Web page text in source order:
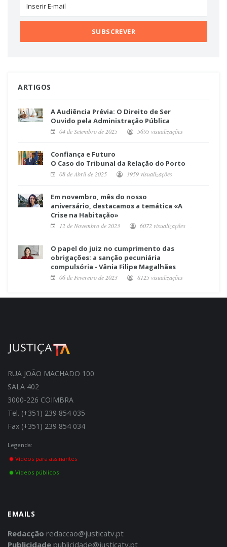
ARTIGOS
A Audiência Prévia: O Direito de Ser
Ouvido pela Administração Pública
04 de Setembro de 2025 5695 visualizações
Confiança e Futuro
O Caso do Tribunal da Relação do Porto
08 de Abril de 2025 3959 visualizações
Em novembro, mês do nosso
aniversário, destacamos a temática «A
Crise na Habitação»
12 de Novembro de 2023 6072 visualizações
O papel do juiz no cumprimento das
obrigações: a sanção pecuniária
compulsória - Vânia Filipe Magalhães
06 de Fevereiro de 2023 8125 visualizações
RUA JOÃO MACHADO 100
SALA 402
3000-226 COIMBRA
Tel. (+351) 239 854 035
Fax (+351) 239 854 034
Legenda:
Vídeos para assinantes
Vídeos públicos
EMAILS
Redacção redaccao@justicatv.pt
Publicidade publicidade@justicatv.pt